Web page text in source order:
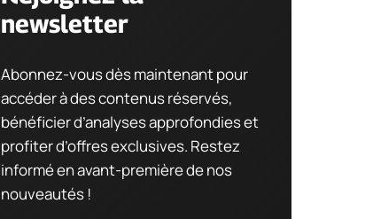
newsletter
Abonnez-vous dès maintenant pour
accéder à des contenus réservés,
bénéficier d’analyses approfondies et
profiter d’offres exclusives. Restez
informé en avant-première de nos
nouveautés !